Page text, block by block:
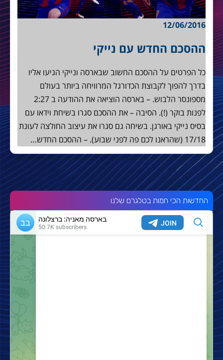
12/06/2016
ההסכם החדש עם נייקי
כל הפרטים על ההסכם החשוב שבארסה ונייקי הגיעו אליו
בדרך להפוך לקבוצת הכדורגל המרוויחה ביותר בעולם
מספונסר הלבוש. – בארסה הוציאה את ההודעה ב 2:27
לפנות בוקר (!). הסיבה – את ההסכם סגרו בשיחת וידאו עם
בסיס נייקי באורגן. בשיחה גם סגרו את עיצוב החולצה לעונת
17/18 (שהראנו לכם פה לפני שבוע). – ההסכם החדש…
החדשות הכי חמות בטלגרם שלנו